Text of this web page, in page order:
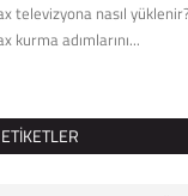
televizyona nasıl
kurma adımlarını...
ETIKETLER